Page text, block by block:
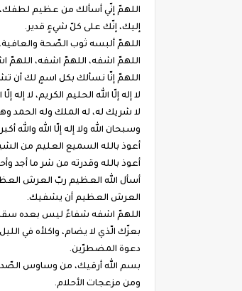
اللهمّ إنّي أسألك من عظيم لطفك،
إليك، إنّك على كلّ شيءٍ قدير.
اللهمّ ألبسه ثوب الصّحة والعافية،
اللهمّ اشفه، اللهمّ اشفه، اللهمّ
اللهمّ إنّا نسألك بكل اسمٍ لك أن
لا إله إلّا الله الحليم الكريم، لا
لا شريك له، له الملك وله الحمد
وسبحان الله ولا إله إلّا الله والله
أعوذ بالله السميع العليم من
أعوذ بالله وقدرته من شر ما أجد
أسأل الله العظيم ربّ العرش
العرش العظيم أن يشفيك.
اللهمّ اشفه شفاءً ليس بعده سقمٌ
بعزّك الّذي لا يضام، واكلأه في
دعوة المضطرّين.
بسم الله أرقيك، من وساوس
ومن مزعجات الأحلام.